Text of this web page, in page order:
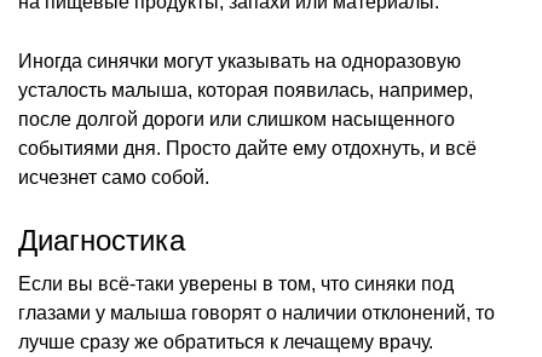
Иногда синячки могут указывать на одноразовую
усталость малыша, которая появилась, например,
после долгой дороги или слишком насыщенного
событиями дня. Просто дайте ему отдохнуть, и всё
исчезнет само собой.
Диагностика
Если вы всё-таки уверены в том, что синяки под
глазами у малыша говорят о наличии отклонений, то
лучше сразу же обратиться к лечащему врачу.